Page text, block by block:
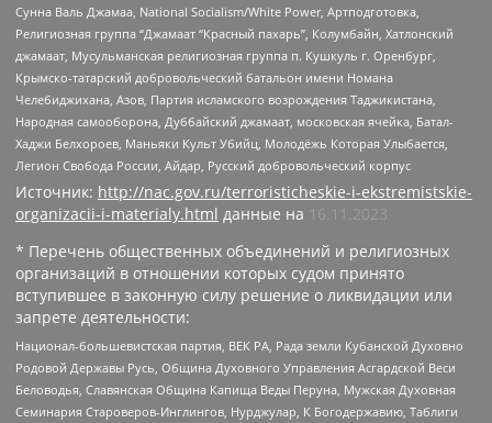
Сунна Валь Джамаа, National Socialism/White Power, Артподготовка,
Религиозная группа “Джамаат “Красный пахарь”, Колумбайн, Хатлонский
джамаат, Мусульманская религиозная группа п. Кушкуль г. Оренбург,
Крымско-татарский добровольческий батальон имени Номана
Челебиджихана, Азов, Партия исламского возрождения Таджикистана,
Народная самооборона, Дуббайский джамаат, московская ячейка, Батал-
Хаджи Белхороев, Маньяки Культ Убийц, Молодёжь Которая Улыбается,
Легион Свобода России, Айдар, Русский добровольческий корпус
Источник: http://nac.gov.ru/terroristicheskie-i-ekstremistskie-
organizacii-i-materialy.html данные на
16.11.2023
* Перечень общественных объединений и религиозных
организаций в отношении которых судом принято
вступившее в законную силу решение о ликвидации или
запрете деятельности:
Национал-большевистская партия, ВЕК РА, Рада земли Кубанской Духовно
Родовой Державы Русь, Община Духовного Управления Асгардской Веси
Беловодья, Славянская Община Капища Веды Перуна, Мужская Духовная
Семинария Староверов-Инглингов, Нурджулар, К Богодержавию, Таблиги